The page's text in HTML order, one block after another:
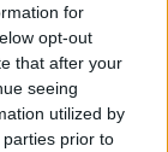
for
opt-out
that after your
seeing
utilized by
prior to